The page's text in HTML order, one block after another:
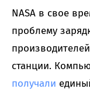
NASA в свое
проблему
станции.
получали